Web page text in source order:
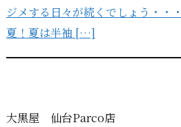
ジメする日々が続くでしょう・・
夏！夏は半袖 […]
大黒屋 仙台Parco店